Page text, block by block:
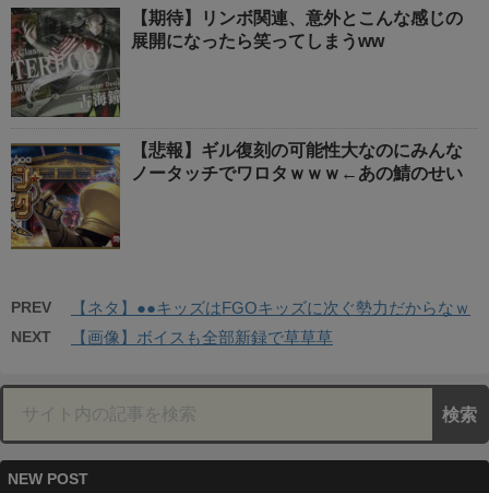
【期待】リンボ関連、意外とこんな感じの
展開になったら笑ってしまうww
【悲報】ギル復刻の可能性大なのにみんな
ノータッチでワロタｗｗｗ←あの鯖のせい
PREV 【ネタ】●●キッズはFGOキッズに次ぐ勢力だからなｗ
NEXT 【画像】ボイスも全部新録で草草草
NEW POST